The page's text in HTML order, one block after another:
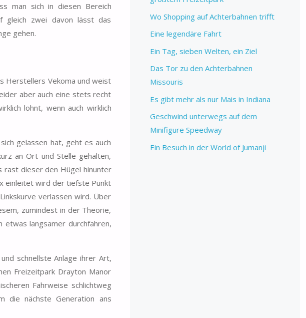
man sich in diesen Bereich
gleich zwei davon lässt das
gehen.
Herstellers Vekoma und weist
aber auch eine stets recht
lohnt, wenn auch wirklich
gelassen hat, geht es auch
an Ort und Stelle gehalten,
rast dieser den Hügel hinunter
einleitet wird der tiefste Punkt
verlassen wird. Über
zumindest in der Theorie,
langsamer durchfahren,
schnellste Anlage ihrer Art,
Freizeitpark Drayton Manor
Fahrweise schlichtweg
die nächste Generation ans
Wo Shopping auf Achterbahnen trifft
Eine legendäre Fahrt
Ein Tag, sieben Welten, ein Ziel
Das Tor zu den Achterbahnen
Missouris
Es gibt mehr als nur Mais in Indiana
Geschwind unterwegs auf dem
Minifigure Speedway
Ein Besuch in der World of Jumanji